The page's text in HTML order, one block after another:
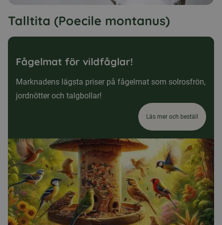
Talltita (Poecile montanus)
Fågelmat för vildfåglar!
Marknadens lägsta priser på fågelmat som solrosfrön,
jordnötter och talgbollar!
Läs mer och beställ